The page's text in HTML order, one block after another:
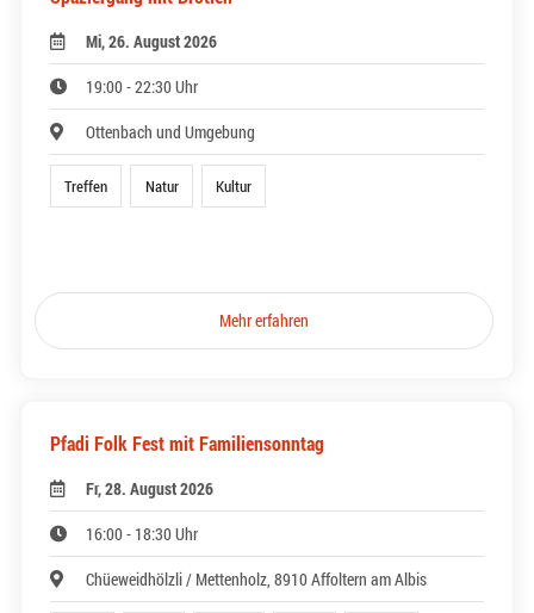
Mi, 26. August 2026
19:00 - 22:30 Uhr
Ottenbach und Umgebung
Treffen Natur Kultur
Mehr erfahren
Pfadi Folk Fest mit Familiensonntag
Fr, 28. August 2026
16:00 - 18:30 Uhr
Chüeweidhölzli / Mettenholz, 8910 Affoltern am Albis